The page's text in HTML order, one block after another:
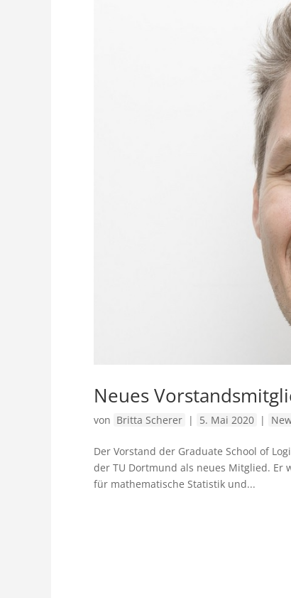
Neues
von Britta Scherer | 5. Mai 2020 |
Der Vorstand der Graduate School of
der TU Dortmund als neues Mitglied.
für mathematische Statistik und...